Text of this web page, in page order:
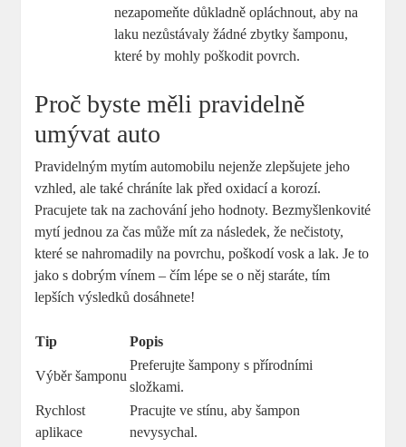
nezapomeňte důkladně opláchnout, aby na
laku nezůstávaly žádné zbytky šamponu,
které by mohly poškodit povrch.
Proč byste měli pravidelně
umývat auto
Pravidelným mytím automobilu nejenže zlepšujete jeho
vzhled, ale také chráníte lak před oxidací a korozí.
Pracujete tak na zachování jeho hodnoty. Bezmyšlenkovité
mytí jednou za čas může mít za následek, že nečistoty,
které se nahromadily na povrchu, poškodí vosk a lak. Je to
jako s dobrým vínem – čím lépe se o něj staráte, tím
lepších výsledků dosáhnete!
Tip Popis
Výběr šamponu
Preferujte šampony s přírodními
složkami.
Rychlost
aplikace
Pracujte ve stínu, aby šampon
nevysychal.